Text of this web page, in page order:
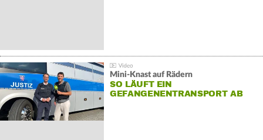
Mini-Knast auf Rädern
SO LÄUFT EIN
GEFANGENENTRANSPORT AB